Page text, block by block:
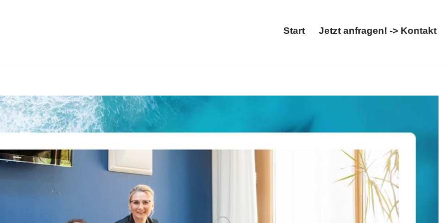
Start Jetzt anfragen! -> Kontakt
als auch ✓Gründungsberatung, Buchhaltung, Nachfolgeberatung, Steuern optimieren. Ihre Anfrage
✓Nachfolgeberatung oder ✓Steuern optimieren für 63691 Ranstadt. ➡️ 𝐄𝐑𝐅𝐎𝐋𝐆𝐒𝐓𝐄𝐔𝐄𝐑𝐍, Ihr